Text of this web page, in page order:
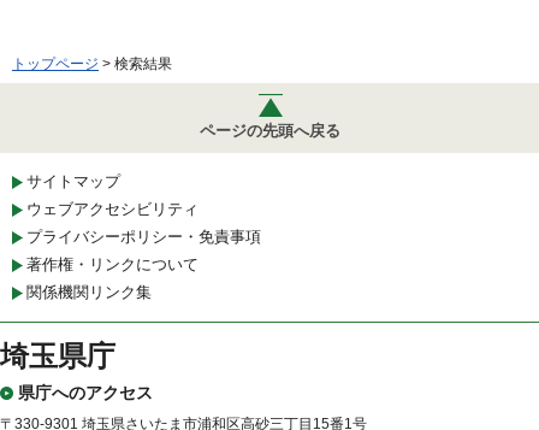
トップページ > 検索結果
ページの先頭へ戻る
サイトマップ
ウェブアクセシビリティ
プライバシーポリシー・免責事項
著作権・リンクについて
関係機関リンク集
埼玉県庁
県庁へのアクセス
〒330-9301 埼玉県さいたま市浦和区高砂三丁目15番1号